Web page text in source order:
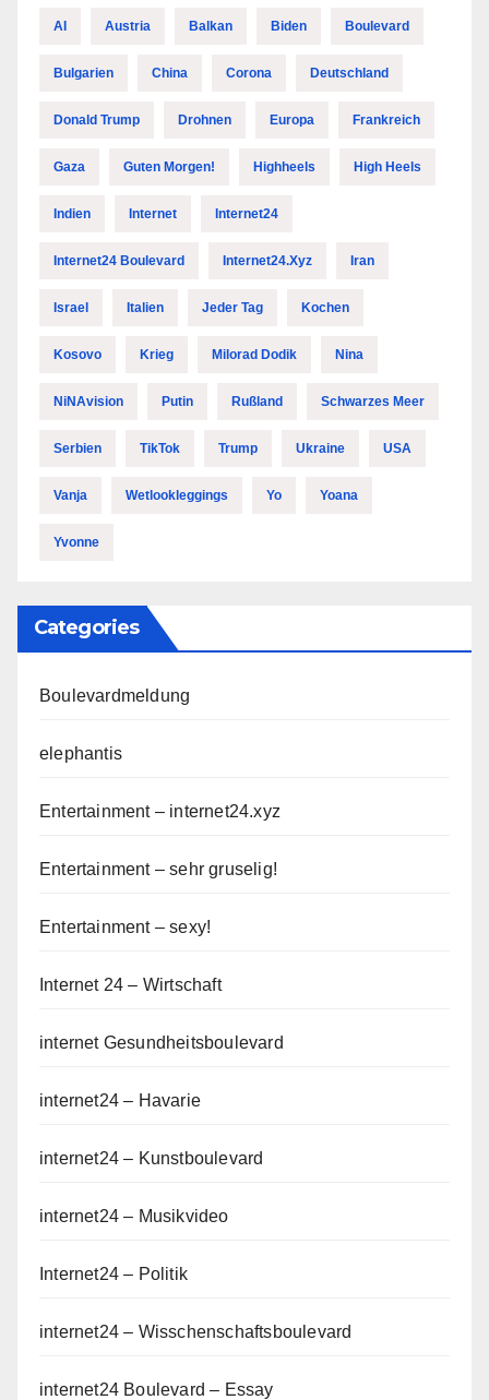
AI Austria Balkan Biden Boulevard
Bulgarien China Corona Deutschland
Donald Trump Drohnen Europa Frankreich
Gaza Guten Morgen! Highheels High Heels
Indien Internet Internet24
Internet24 Boulevard Internet24.xyz Iran
Israel Italien Jeder Tag Kochen
Kosovo Krieg Milorad Dodik Nina
NiNAvision Putin Rußland Schwarzes Meer
Serbien TikTok Trump Ukraine USA
Vanja Wetlookleggings Yo Yoana
Yvonne
Categories
Boulevardmeldung
elephantis
Entertainment – internet24.xyz
Entertainment – sehr gruselig!
Entertainment – sexy!
Internet 24 – Wirtschaft
internet Gesundheitsboulevard
internet24 – Havarie
internet24 – Kunstboulevard
internet24 – Musikvideo
Internet24 – Politik
internet24 – Wisschenschaftsboulevard
internet24 Boulevard – Essay